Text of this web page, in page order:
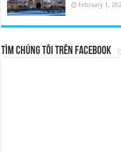
February 1,
Tìm chúng tôi trên Facebook